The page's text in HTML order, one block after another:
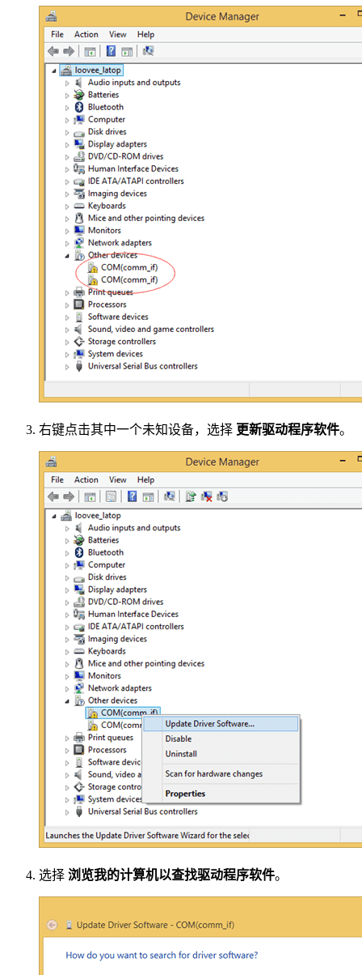
右键点击其中一个未知设备，选择 更新驱动程序软件。
选择 浏览我的计算机以查找驱动程序软件。